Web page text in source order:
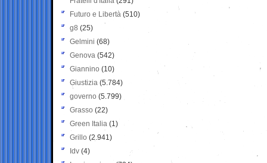
Futuro e Libertà (510)
g8 (25)
Gelmini (68)
Genova (542)
Giannino (10)
Giustizia (5.784)
governo (5.799)
Grasso (22)
Green Italia (1)
Grillo (2.941)
Idv (4)